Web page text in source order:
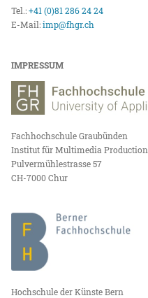
Tel.:+41 (0)81 286 24 24
E-Mail:imp@fhgr.ch
IMPRESSUM
Fachhochschule Graubünden
Institut für Multimedia Production
Pulvermühlestrasse 57
CH-7000 Chur
Hochschule der Künste Bern